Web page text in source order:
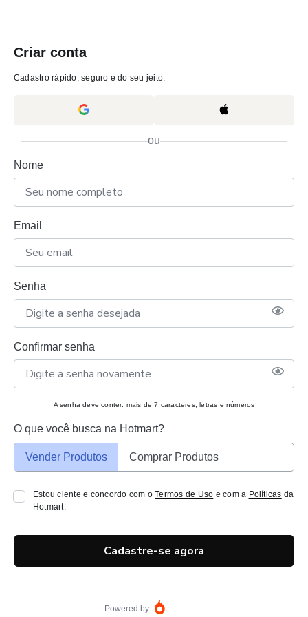
Criar conta
Cadastro rápido, seguro e do seu jeito.
ou
Nome
Email
Senha
Confirmar senha
A senha deve conter: mais de 7 caracteres, letras e números
O que você busca na Hotmart?
Vender Produtos Comprar Produtos
Estou ciente e concordo com oTermos de Uso e com a Políticas da
Hotmart.
Cadastre-se agora
Powered by